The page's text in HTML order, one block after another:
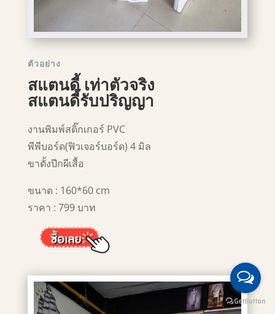
ตัวอย่าง
สแตนดี้ เท่าตัวจริง
สแตนดี้รับปริญญา
งานพิมพ์สติ๊กเกอร์ PVC
พีพีบอร์ด(ฟิวเจอร์บอร์ด) 4 มิล
ขาตั้งปีกผีเสื้อ
ขนาด : 160*60 cm
ราคา : 799 บาท